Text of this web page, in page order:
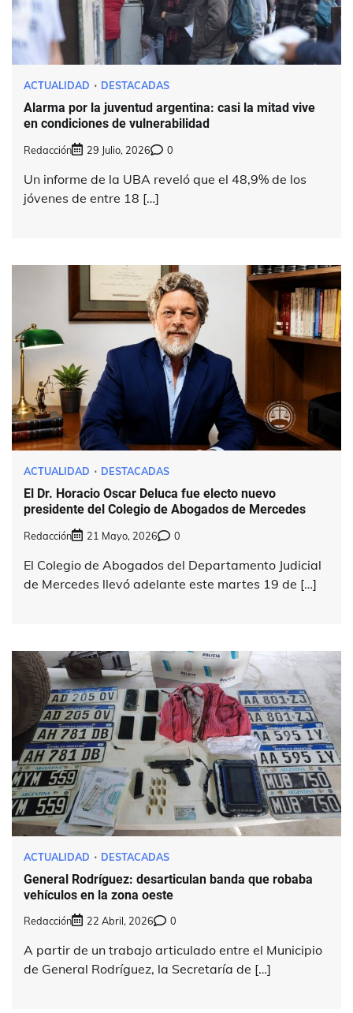
ACTUALIDAD DESTACADAS
Alarma por la juventud argentina: casi la mitad vive
en condiciones de vulnerabilidad
Redacción 29 Julio, 2026 0
Un informe de la UBA reveló que el 48,9% de los
jóvenes de entre 18 […]
ACTUALIDAD DESTACADAS
El Dr. Horacio Oscar Deluca fue electo nuevo
presidente del Colegio de Abogados de Mercedes
Redacción 21 Mayo, 2026 0
El Colegio de Abogados del Departamento Judicial
de Mercedes llevó adelante este martes 19 de […]
ACTUALIDAD DESTACADAS
General Rodríguez: desarticulan banda que robaba
vehículos en la zona oeste
Redacción 22 Abril, 2026 0
A partir de un trabajo articulado entre el Municipio
de General Rodríguez, la Secretaría de […]